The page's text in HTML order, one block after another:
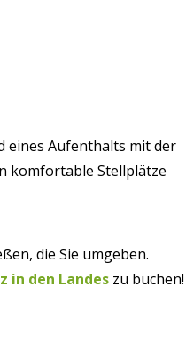
eines Aufenthalts mit der
komfortable Stellplätze
die Sie umgeben.
in den Landes zu buchen!